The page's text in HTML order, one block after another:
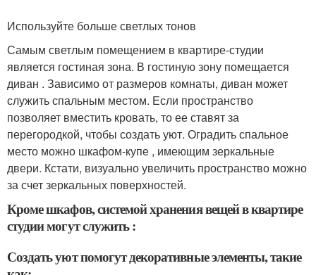
Используйте больше светлых тонов
Самым светлым помещением в квартире-студии
является гостиная зона. В гостиную зону помещается
диван . Зависимо от размеров комнаты, диван может
служить спальным местом. Если пространство
позволяет вместить кровать, то ее ставят за
перегородкой, чтобы создать уют. Оградить спальное
место можно шкафом-купе , имеющим зеркальные
двери. Кстати, визуально увеличить пространство можно
за счет зеркальных поверхностей.
Кроме шкафов, системой хранения вещей в квартире
студии могут служить :
Создать уют помогут декоративные элементы, такие